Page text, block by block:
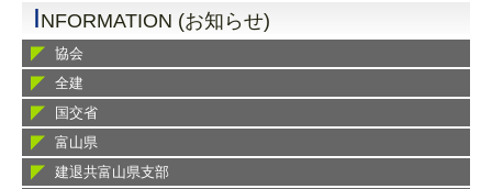
INFORMATION (お知らせ)
協会
全建
国交省
富山県
建退共富山県支部